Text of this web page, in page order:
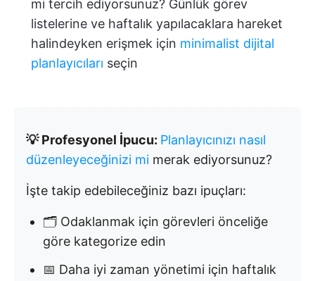
mi tercih ediyorsunuz? Günlük görev
listelerine ve haftalık yapılacaklara hareket
halindeyken erişmek için minimalist dijital
planlayıcıları seçin
💡 Profesyonel İpucu: Planlayıcınızı nasıl
düzenleyeceğinizi mi merak ediyorsunuz?
İşte takip edebileceğiniz bazı ipuçları:
🗂️ Odaklanmak için görevleri önceliğe
göre kategorize edin
📅 Daha iyi zaman yönetimi için haftalık